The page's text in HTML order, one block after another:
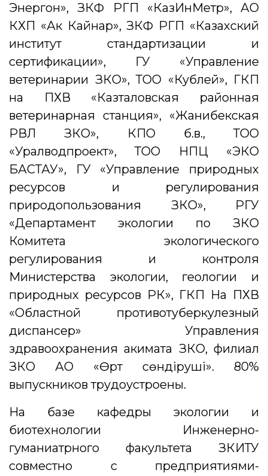
Энергон», ЗКФ РГП «КазИнМетр», АО
КХП «Ак Кайнар», ЗКФ РГП «Казахский
институт стандартизации и
сертификации», ГУ «Управление
ветеринарии ЗКО», ТОО «Кублей», ГКП
на ПХВ «Казталовская районная
ветеринарная станция», «Жанибекская
РВЛ ЗКО», КПО б.в., ТОО
«Уралводпроект», ТОО НПЦ «ЭКО
БАСТАУ», ГУ «Управление природных
ресурсов и регулирования
природопользования ЗКО», РГУ
«Департамент экологии по ЗКО
Комитета экологического
регулирования и контроля
Министерства экологии, геологии и
природных ресурсов РК», ГКП На ПХВ
«Областной противотуберкулезный
диспансер» Управления
здравоохранения акимата ЗКО, филиал
ЗКО АО «Өрт сөндіруші». 80%
выпускников трудоустроены.
На базе кафедры экологии и
биотехнологии Инженерно-
гуманиатрного факультета ЗКИТУ
совместно с предприятиями-